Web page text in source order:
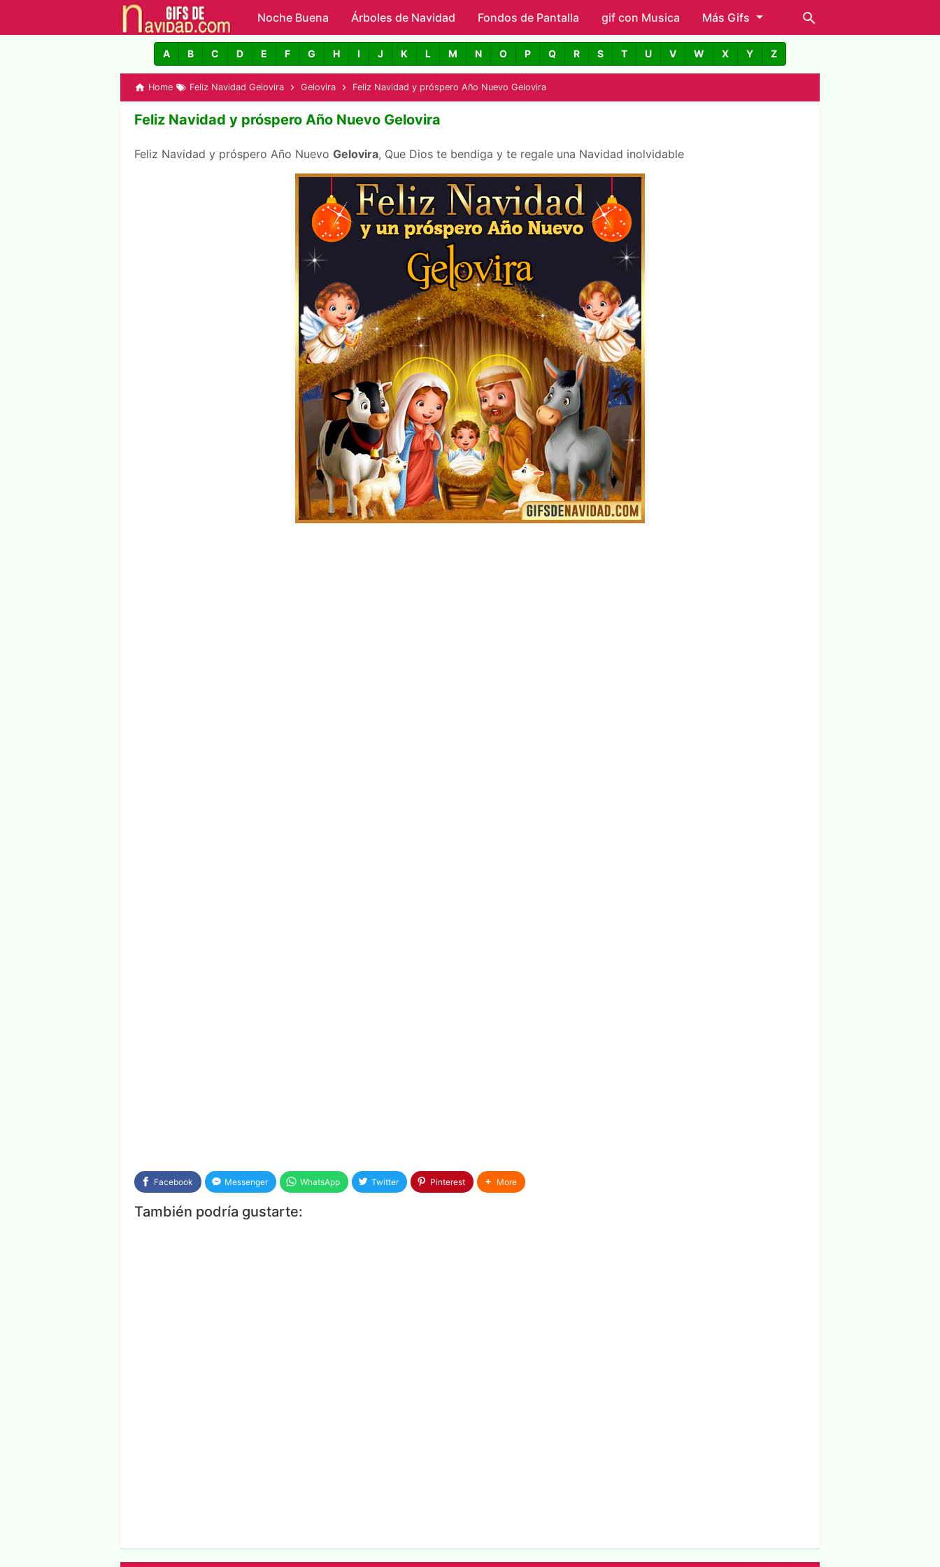
Skip to main content
Noche Buena Árboles de Navidad Fondos de Pantalla gif con Musica Más Gifs
GIFs de Navidad con Nombres
A B C D E F G H I J K L M N O P Q R S T U V W X Y Z
Home Feliz Navidad Gelovira Gelovira Feliz Navidad y próspero Año Nuevo Gelovira
Feliz Navidad y próspero Año Nuevo Gelovira
Feliz Navidad y próspero Año Nuevo Gelovira, Que Dios te bendiga y te regale una Navidad inolvidable
Facebook Messenger WhatsApp Twitter Pinterest More
También podría gustarte: